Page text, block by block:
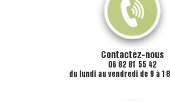
Contactez-nous
06 82 81 55 42
du lundi au vendredi de 9 à